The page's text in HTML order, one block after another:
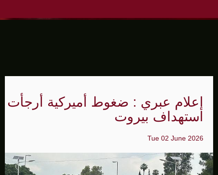
إعلام عبري : ضغوط أميركية أرجأت
استهداف بيروت
Tue 02 June 2026